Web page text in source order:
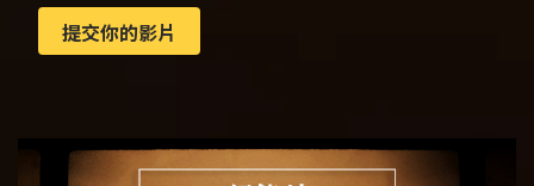
提交你的影片